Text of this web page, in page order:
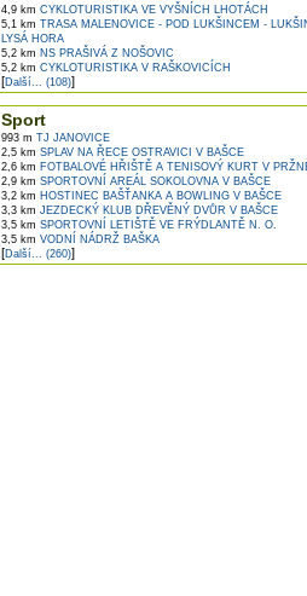
4,9 km CYKLOTURISTIKA VE VYŠNÍCH LHOTÁCH
5,1 km TRASA MALENOVICE - POD LUKŠINCEM -
LYSÁ HORA
5,2 km NS PRAŠIVÁ Z NOŠOVIC
5,2 km CYKLOTURISTIKA V RAŠKOVICÍCH
[Další... (108)]
Sport
993 m TJ JANOVICE
2,5 km SPLAV NA ŘECE OSTRAVICI V BAŠCE
2,6 km FOTBALOVÉ HŘIŠTĚ A TENISOVÝ KURT V
2,9 km SPORTOVNÍ AREÁL SOKOLOVNA V BAŠCE
3,2 km HOSTINEC BAŠŤANKA A BOWLING V BAŠCE
3,3 km JEZDECKÝ KLUB DŘEVĚNÝ DVŮR V BAŠCE
3,5 km SPORTOVNÍ LETIŠTĚ VE FRÝDLANTĚ N. O.
3,5 km VODNÍ NÁDRŽ BAŠKA
[Další... (260)]